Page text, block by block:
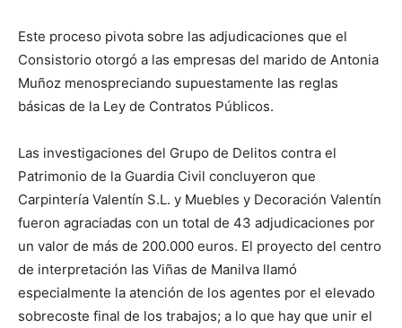
Este proceso pivota sobre las adjudicaciones que el
Consistorio otorgó a las empresas del marido de Antonia
Muñoz menospreciando supuestamente las reglas
básicas de la Ley de Contratos Públicos.
Las investigaciones del Grupo de Delitos contra el
Patrimonio de la Guardia Civil concluyeron que
Carpintería Valentín S.L. y Muebles y Decoración Valentín
fueron agraciadas con un total de 43 adjudicaciones por
un valor de más de 200.000 euros. El proyecto del centro
de interpretación las Viñas de Manilva llamó
especialmente la atención de los agentes por el elevado
sobrecoste final de los trabajos; a lo que hay que unir el